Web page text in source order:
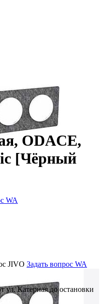
ODACE,
[Чёрный
WA
JIVO Задать вопрос WA
ул. Катерная до остановки